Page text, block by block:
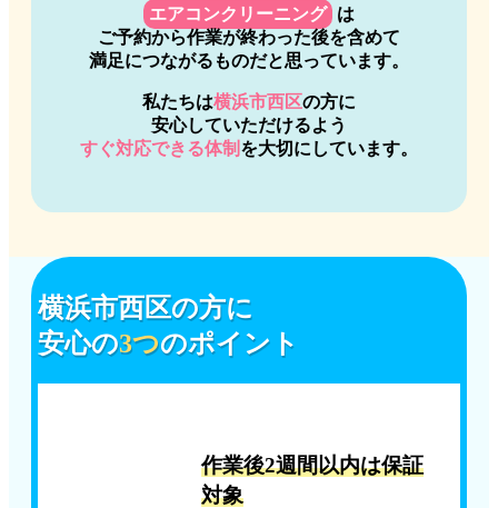
エアコンクリーニング は
ご予約から作業が終わった後を含めて
満足につながるものだと思っています。
私たちは横浜市西区の方に
安心していただけるよう
すぐ対応できる体制 を大切にしています。
横浜市西区の方に
安心の3つのポイント
作業後2週間以内は保証
対象